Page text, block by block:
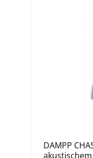
Die
wahrnimmt,
Wenn dann der
Tätigkeit.
trocken ist. Das
DAMPP
akustischem